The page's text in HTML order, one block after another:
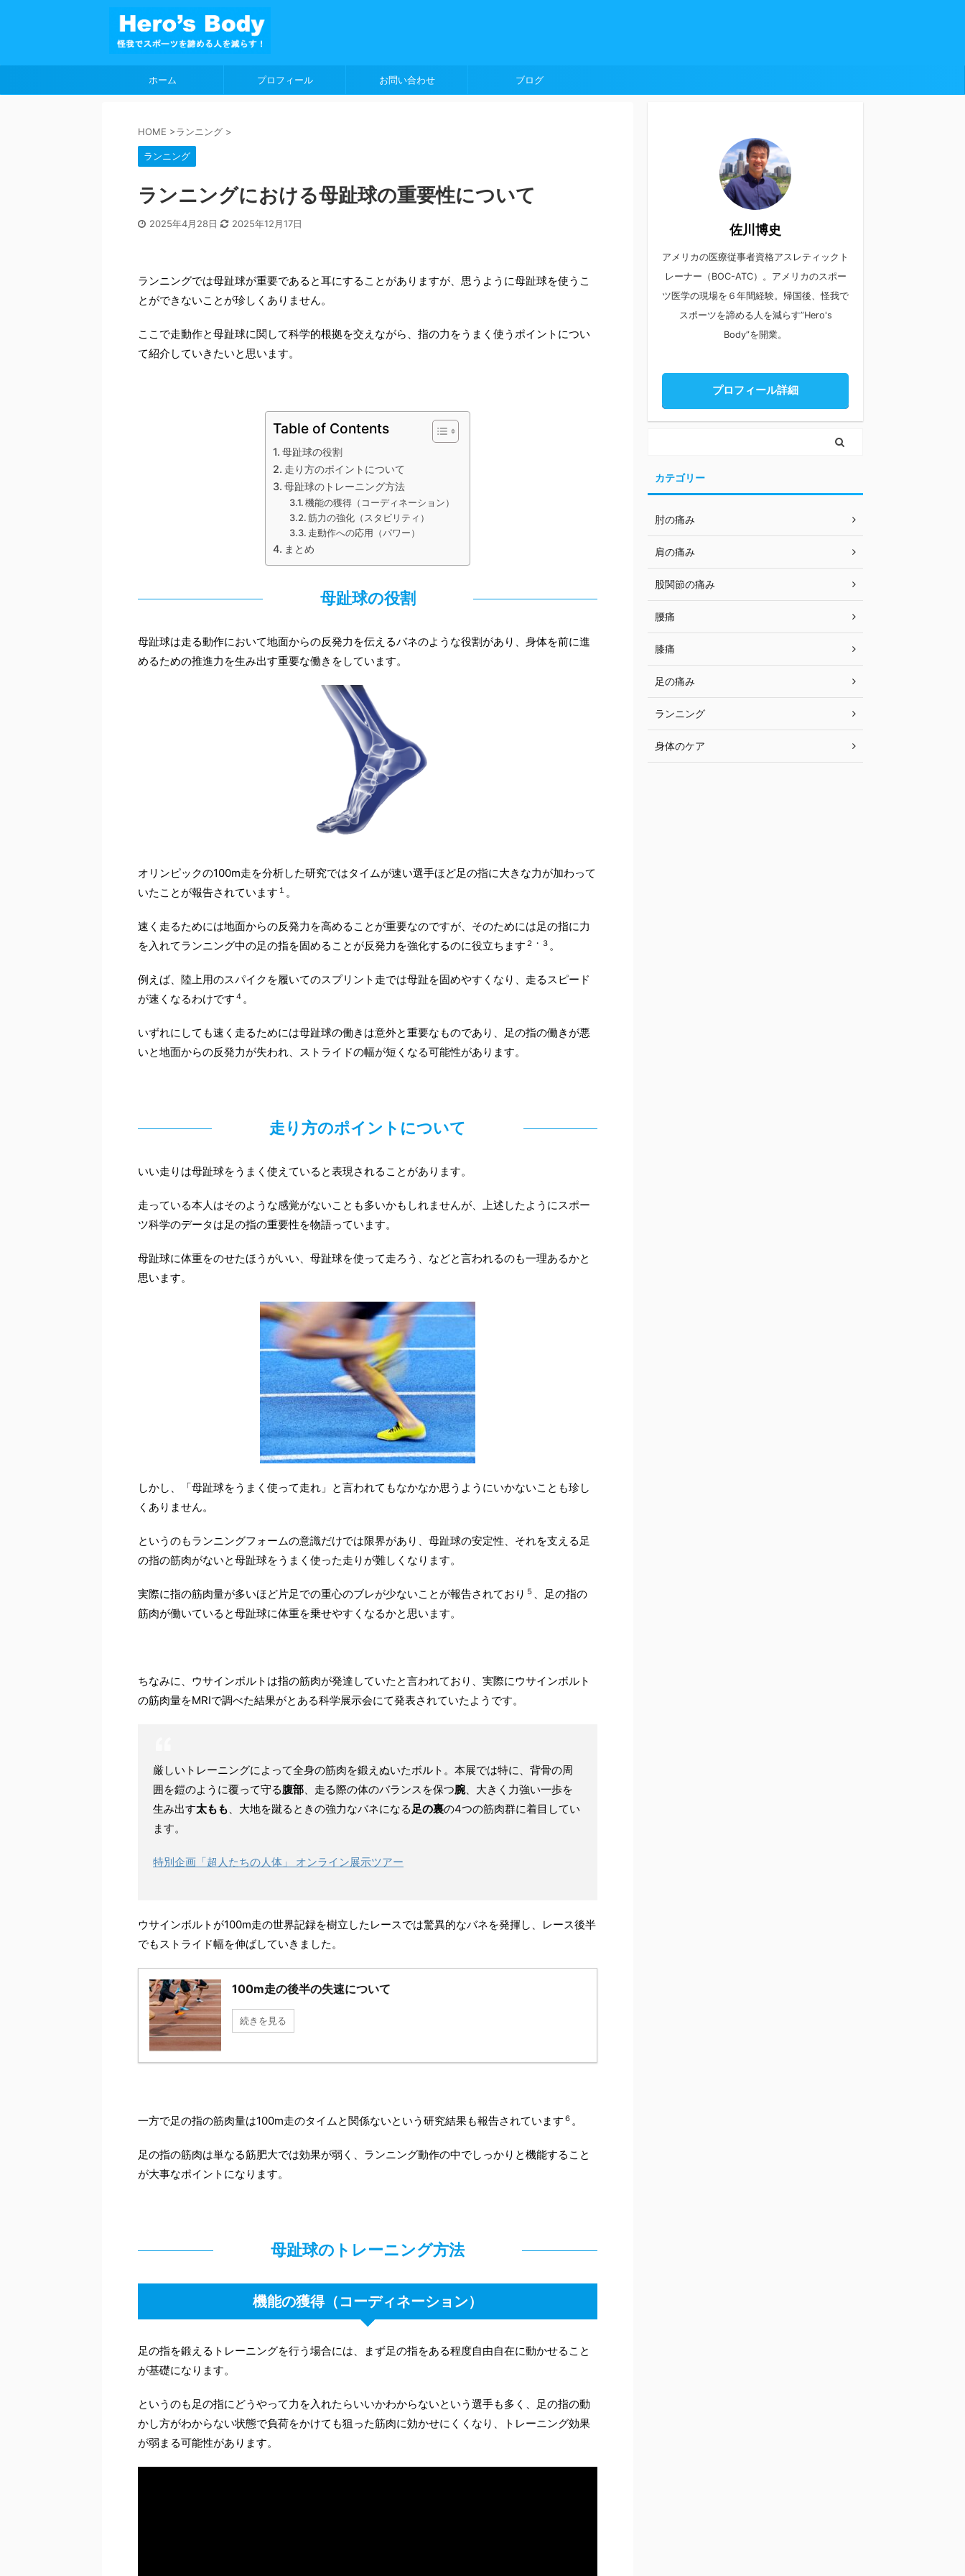
ホーム プロフィール お問い合わせ ブログ
HOME >ランニング >
ランニング
ランニングにおける母趾球の重要性について
2025年4月28日 2025年12月17日
ランニングでは母趾球が重要であると耳にすることがありますが、思うように母趾球を使うこ
とができないことが珍しくありません。
ここで走動作と母趾球に関して科学的根拠を交えながら、指の力をうまく使うポイントについ
て紹介していきたいと思います。
Table of Contents
母趾球の役割
走り方のポイントについて
母趾球のトレーニング方法
機能の獲得（コーディネーション）
筋力の強化（スタビリティ）
走動作への応用（パワー）
まとめ
母趾球の役割
母趾球は走る動作において地面からの反発力を伝えるバネのような役割があり、身体を前に進
めるための推進力を生み出す重要な働きをしています。
オリンピックの100m走を分析した研究ではタイムが速い選手ほど足の指に大きな力が加わって
いたことが報告されています １ 。
速く走るためには地面からの反発力を高めることが重要なのですが、そのためには足の指に力
を入れてランニング中の足の指を固めることが反発力を強化するのに役立ちます ２・ ３ 。
例えば、陸上用のスパイクを履いてのスプリント走では母趾を固めやすくなり、走るスピード
が速くなるわけです ４ 。
いずれにしても速く走るためには母趾球の働きは意外と重要なものであり、足の指の働きが悪
いと地面からの反発力が失われ、ストライドの幅が短くなる可能性があります。
走り方のポイントについて
いい走りは母趾球をうまく使えていると表現されることがあります。
走っている本人はそのような感覚がないことも多いかもしれませんが、上述したようにスポー
ツ科学のデータは足の指の重要性を物語っています。
母趾球に体重をのせたほうがいい、母趾球を使って走ろう、などと言われるのも一理あるかと
思います。
しかし、「母趾球をうまく使って走れ」と言われてもなかなか思うようにいかないことも珍し
くありません。
というのもランニングフォームの意識だけでは限界があり、母趾球の安定性、それを支える足
の指の筋肉がないと母趾球をうまく使った走りが難しくなります。
実際に指の筋肉量が多いほど片足での重心のブレが少ないことが報告されており ５ 、足の指の
筋肉が働いていると母趾球に体重を乗せやすくなるかと思います。
ちなみに、ウサインボルトは指の筋肉が発達していたと言われており、実際にウサインボルト
の筋肉量をMRIで調べた結果がとある科学展示会にて発表されていたようです。
厳しいトレーニングによって全身の筋肉を鍛えぬいたボルト。本展では特に、背骨の周
囲を鎧のように覆って守る腹部、走る際の体のバランスを保つ腕、大きく力強い一歩を
生み出す太もも、大地を蹴るときの強力なバネになる足の裏の4つの筋肉群に着目してい
ます。
特別企画「超人たちの人体」 オンライン展示ツアー
ウサインボルトが100m走の世界記録を樹立したレースでは驚異的なバネを発揮し、レース後半
でもストライド幅を伸ばしていきました。
100m走の後半の失速について
続きを見る
一方で足の指の筋肉量は100m走のタイムと関係ないという研究結果も報告されています ６ 。
足の指の筋肉は単なる筋肥大では効果が弱く、ランニング動作の中でしっかりと機能すること
が大事なポイントになります。
母趾球のトレーニング方法
機能の獲得（コーディネーション）
足の指を鍛えるトレーニングを行う場合には、まず足の指をある程度自由自在に動かせること
が基礎になります。
というのも足の指にどうやって力を入れたらいいかわからないという選手も多く、足の指の動
かし方がわからない状態で負荷をかけても狙った筋肉に効かせにくくなり、トレーニング効果
が弱まる可能性があります。
佐川博史
アメリカの医療従事者資格アスレティックト
レーナー（BOC-ATC）。アメリカのスポー
ツ医学の現場を６年間経験。帰国後、怪我で
スポーツを諦める人を減らす”Hero's
Body”を開業。
プロフィール詳細
カテゴリー
肘の痛み
肩の痛み
股関節の痛み
腰痛
膝痛
足の痛み
ランニング
身体のケア